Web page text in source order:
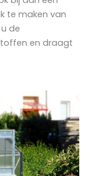
te maken van
de
en draagt